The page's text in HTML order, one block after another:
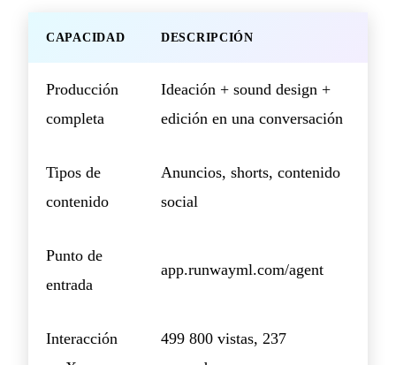
CAPACIDAD DESCRIPCIÓN
Producción
completa
Ideación + sound design +
edición en una conversación
Tipos de
contenido
Anuncios, shorts, contenido
social
Punto de
entrada
app.runwayml.com/agent
Interacción
499 800 vistas, 237